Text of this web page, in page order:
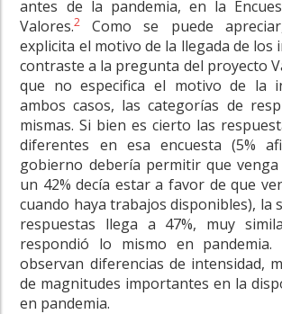
antes de la pandemia, en la
Valores.2
Como se puede
explicita el motivo de la llegada de los
contraste a la pregunta del proyecto
que no especifica el motivo de la
ambos casos, las categorías de
mismas. Si bien es cierto las
diferentes en esa encuesta (5%
gobierno debería permitir que
un 42% decía estar a favor de que
cuando haya trabajos disponibles), la
respuestas llega a 47%, muy
respondió lo mismo en pandemia.
observan diferencias de intensidad,
de magnitudes importantes en la
en pandemia.